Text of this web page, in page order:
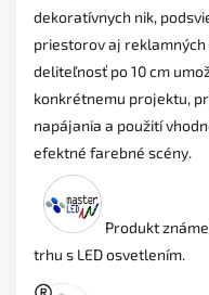
dekoratívnych nik,
priestorov aj reklamných
deliteľnosť po 10 cm
konkrétnemu projektu,
napájania a použití
efektné farebné scény.
Produkt
trhu s LED osvetlením.